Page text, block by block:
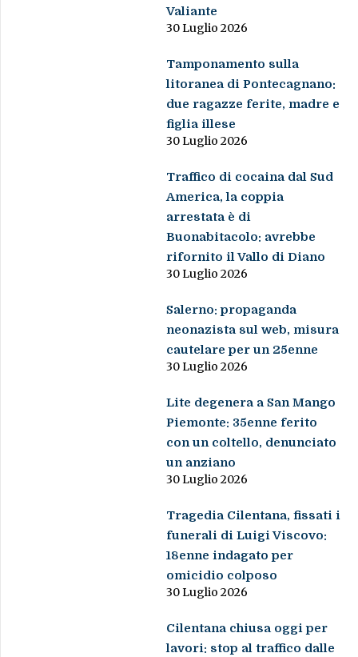
Valiante
30 Luglio 2026
Tamponamento sulla
litoranea di Pontecagnano:
due ragazze ferite, madre e
figlia illese
30 Luglio 2026
Traffico di cocaina dal Sud
America, la coppia
arrestata è di
Buonabitacolo: avrebbe
rifornito il Vallo di Diano
30 Luglio 2026
Salerno: propaganda
neonazista sul web, misura
cautelare per un 25enne
30 Luglio 2026
Lite degenera a San Mango
Piemonte: 35enne ferito
con un coltello, denunciato
un anziano
30 Luglio 2026
Tragedia Cilentana, fissati i
funerali di Luigi Viscovo:
18enne indagato per
omicidio colposo
30 Luglio 2026
Cilentana chiusa oggi per
lavori: stop al traffico dalle